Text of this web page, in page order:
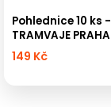
Pohlednice 10 ks -
TRAMVAJE PRAHA
149 Kč